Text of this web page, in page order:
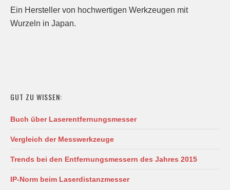
Ein Hersteller von hochwertigen Werkzeugen mit
Wurzeln in Japan.
GUT ZU WISSEN:
Buch über Laserentfernungsmesser
Vergleich der Messwerkzeuge
Trends bei den Entfernungsmessern des Jahres 2015
IP-Norm beim Laserdistanzmesser